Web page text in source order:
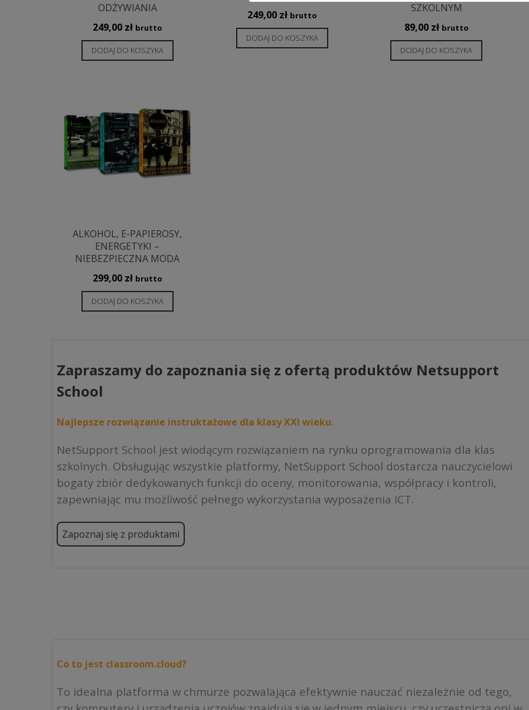
ODŻYWIANIA
249,00 zł brutto
DODAJ DO KOSZYKA
249,00 zł brutto
DODAJ DO KOSZYKA
SZKOLNYM
89,00 zł brutto
DODAJ DO KOSZYKA
ALKOHOL, E-PAPIEROSY,
ENERGETYKI –
NIEBEZPIECZNA MODA
299,00 zł brutto
DODAJ DO KOSZYKA
Zapraszamy do zapoznania się z ofertą produktów Netsupport
School
Najlepsze rozwiązanie instruktażowe dla klasy XXI wieku.
NetSupport School jest wiodącym rozwiązaniem na rynku oprogramowania dla klas
szkolnych. Obsługując wszystkie platformy, NetSupport School dostarcza nauczycielowi
bogaty zbiór dedykowanych funkcji do oceny, monitorowania, współpracy i kontroli,
zapewniając mu możliwość pełnego wykorzystania wyposażenia ICT.
Zapoznaj się z produktami
Co to jest classroom.cloud?
To idealna platforma w chmurze pozwalająca efektywnie nauczać niezależnie od tego,